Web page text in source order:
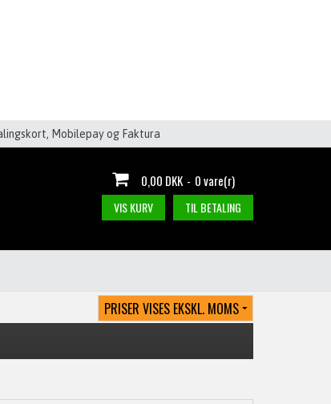
Mobilepay og Faktura
0,00 DKK - 0 vare(r)
VIS KURV TIL BETALING